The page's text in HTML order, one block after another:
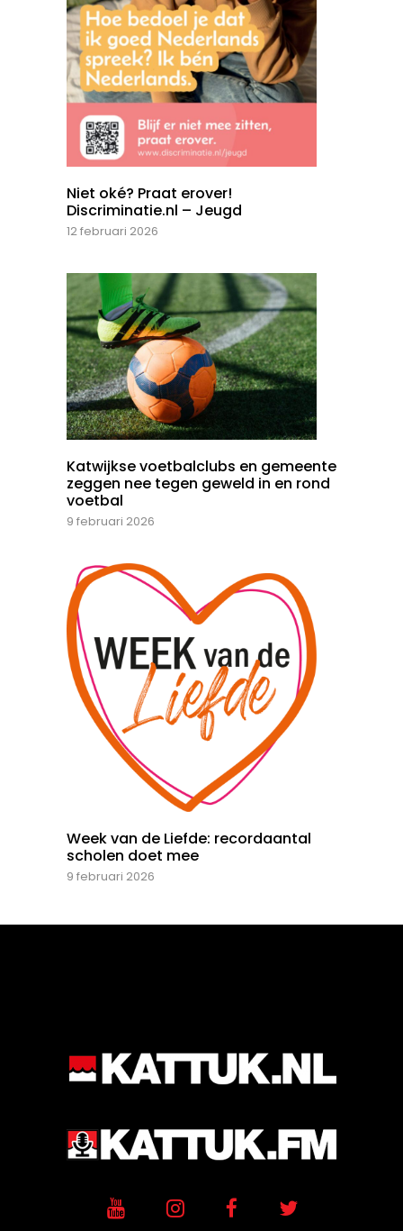
Niet oké? Praat erover!
Discriminatie.nl – Jeugd
12 februari 2026
Katwijkse voetbalclubs en gemeente
zeggen nee tegen geweld in en rond
voetbal
9 februari 2026
Week van de Liefde: recordaantal
scholen doet mee
9 februari 2026